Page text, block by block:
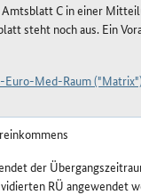
C in einer
steht noch aus. Ein
Med-Raum
der
RÜ angewendet